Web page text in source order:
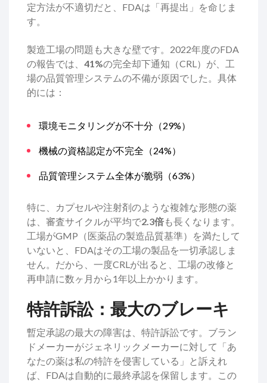
定方法が不適切だと、FDAは「再提出」を命じま
す。
製造工場の問題も大きな壁です。2022年度のFDA
の報告では、 41%の完全却下通知（CRL）が、工
場の品質管理システムの不備が原因でした。具体
的には：
環境モニタリングが不十分（29%）
機械の資格認定が不完全（24%）
品質管理システム全体が脆弱（63%）
特に、カプセルや注射剤のような複雑な形態の薬
は、審査サイクルが平均で2.3倍も長くなります。
工場がGMP（医薬品の製造品質基準）を満たして
いないと、FDAはその工場の製品を一切承認しま
せん。だから、一度CRLが出ると、工場の改修と
再申請に数ヶ月から1年以上かかります。
特許訴訟：最大のブレーキ
暫定承認の最大の障害は、特許訴訟です。ブラン
ドメーカーがジェネリックメーカーに対して「あ
なたの薬は私の特許を侵害している」と訴えれ
ば、FDAは自動的に最終承認を保留します。この